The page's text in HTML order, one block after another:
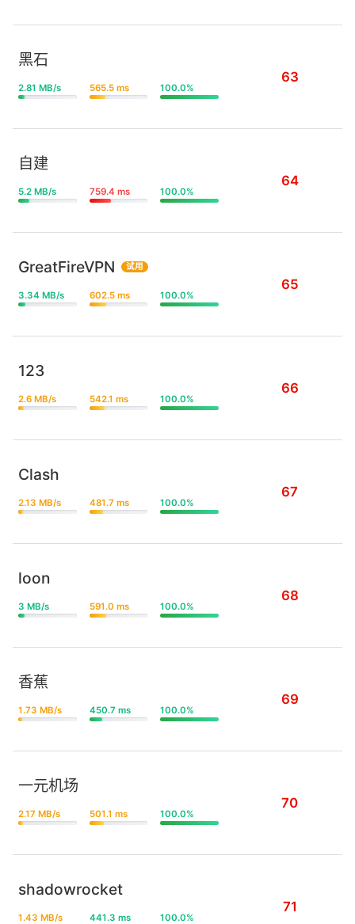
黑石
2.81 MB/s 565.5 ms 100.0%
63
自建
5.2 MB/s 759.4 ms 100.0%
64
GreatFireVPN 试用
3.34 MB/s 602.5 ms 100.0%
65
123
2.6 MB/s 542.1 ms 100.0%
66
Clash
2.13 MB/s 481.7 ms 100.0%
67
loon
3 MB/s 591.0 ms 100.0%
68
香蕉
1.73 MB/s 450.7 ms 100.0%
69
一元机场
2.17 MB/s 501.1 ms 100.0%
70
shadowrocket
1.43 MB/s 441.3 ms 100.0%
71